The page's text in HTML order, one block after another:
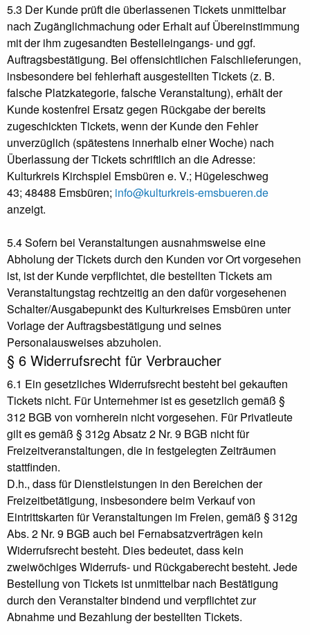
5.3 Der Kunde prüft die überlassenen Tickets unmittelbar
nach Zugänglichmachung oder Erhalt auf Übereinstimmung
mit der ihm zugesandten Bestelleingangs- und ggf.
Auftragsbestätigung. Bei offensichtlichen Falschlieferungen,
insbesondere bei fehlerhaft ausgestellten Tickets (z. B.
falsche Platzkategorie, falsche Veranstaltung), erhält der
Kunde kostenfrei Ersatz gegen Rückgabe der bereits
zugeschickten Tickets, wenn der Kunde den Fehler
unverzüglich (spätestens innerhalb einer Woche) nach
Überlassung der Tickets schriftlich an die Adresse:
Kulturkreis Kirchspiel Emsbüren e. V.; Hügeleschweg
43; 48488 Emsbüren; info@kulturkreis-emsbueren.de
anzeigt.
5.4 Sofern bei Veranstaltungen ausnahmsweise eine
Abholung der Tickets durch den Kunden vor Ort vorgesehen
ist, ist der Kunde verpflichtet, die bestellten Tickets am
Veranstaltungstag rechtzeitig an den dafür vorgesehenen
Schalter/Ausgabepunkt des Kulturkreises Emsbüren unter
Vorlage der Auftragsbestätigung und seines
Personalausweises abzuholen.
§ 6 Widerrufsrecht für Verbraucher
6.1 Ein gesetzliches Widerrufsrecht besteht bei gekauften
Tickets nicht. Für Unternehmer ist es gesetzlich gemäß §
312 BGB von vornherein nicht vorgesehen. Für Privatleute
gilt es gemäß § 312g Absatz 2 Nr. 9 BGB nicht für
Freizeitveranstaltungen, die in festgelegten Zeiträumen
stattfinden.
D.h., dass für Dienstleistungen in den Bereichen der
Freizeitbetätigung, insbesondere beim Verkauf von
Eintrittskarten für Veranstaltungen im Freien, gemäß § 312g
Abs. 2 Nr. 9 BGB auch bei Fernabsatzverträgen kein
Widerrufsrecht besteht. Dies bedeutet, dass kein
zweiwöchiges Widerrufs- und Rückgaberecht besteht. Jede
Bestellung von Tickets ist unmittelbar nach Bestätigung
durch den Veranstalter bindend und verpflichtet zur
Abnahme und Bezahlung der bestellten Tickets.